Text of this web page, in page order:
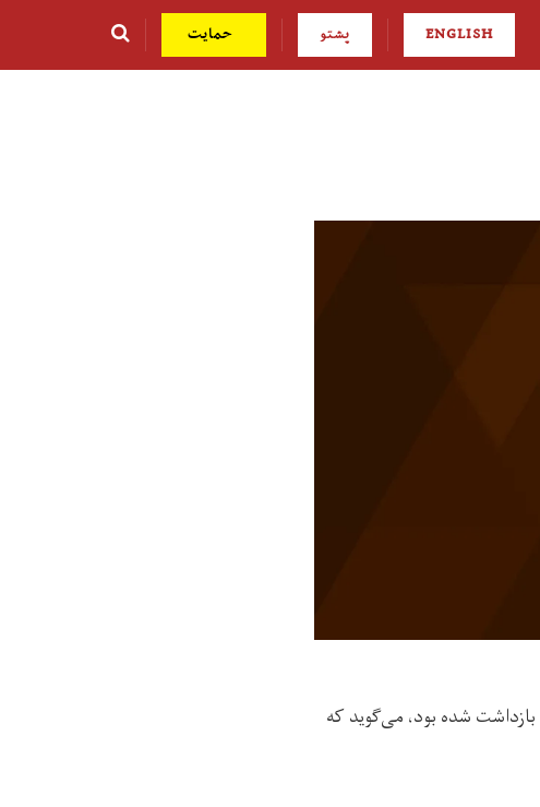
ENGLISH پشتو حمایت
شده بود، می‌گوید که